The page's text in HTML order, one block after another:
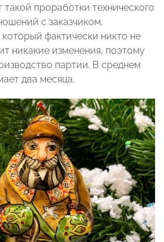
проработки технического
с заказчиком,
который фактически никто не
никакие изменения, поэтому
партии. В среднем
два месяца.